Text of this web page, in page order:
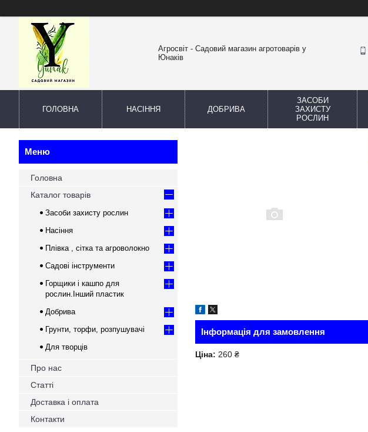
Агросвіт - Садовий магазин агротоварів у
Юнаків
ГОЛОВНА НАСІННЯ ДОБРИВА
ЗАСОБИ
ЗАХИСТУ
РОСЛИН
Інформація для замовлення
Ціна: 260 ₴
Головна
Каталог товарів
Засоби захисту рослин
Насіння
Плівка , сітка та агроволокно
Садові інструменти
Горщики і кашпо для
рослин.Інший пластик
Добрива
Грунти, торфи, розпушувачі
Для творців
Про нас
Статті
Доставка і оплата
Контакти